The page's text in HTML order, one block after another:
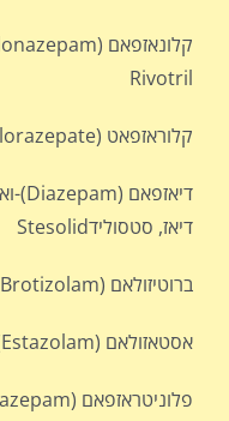
Rivotril
קלוראזפאט (Clorazepate)-טרנקסאלTranxal
דיאז, סטסולידStesolid
ברוטיזולאם (Brotizolam)-בונדורמיןBondormin
אסטאזולאם (Estazolam)-פרוסום, יורודין Eurodin
פלוניטראזפאם (Flunitrazepam)-היפנודורםHypnodorm